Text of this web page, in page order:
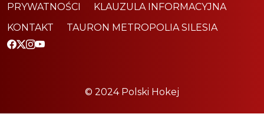
PRYWATNOŚCI
KLAUZULA INFORMACYJNA
KONTAKT
TAURON METROPOLIA SILESIA
© 2024 Polski Hokej